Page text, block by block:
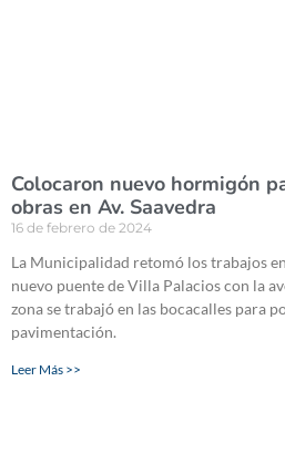
Colocaron nuevo hormigón
obras en Av. Saavedra
16 de febrero de 2024
La Municipalidad retomó los trabajos
nuevo puente de Villa Palacios con la
zona se trabajó en las bocacalles para
pavimentación.
Leer Más >>